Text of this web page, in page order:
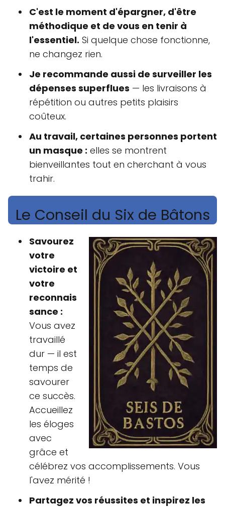
C'est le moment d'épargner, d'être
méthodique et de vous en tenir à
l'essentiel. Si quelque chose fonctionne,
ne changez rien.
Je recommande aussi de surveiller les
dépenses superflues — les livraisons à
répétition ou autres petits plaisirs
coûteux.
Au travail, certaines personnes portent
un masque : elles se montrent
bienveillantes tout en cherchant à vous
trahir.
Le Conseil du Six de Bâtons
Savourez
votre
victoire et
votre
reconnais
sance :
Vous avez
travaillé
dur — il est
temps de
savourer
ce succès.
Accueillez
les éloges
avec
grâce et
célébrez vos accomplissements. Vous
l'avez mérité !
Partagez vos réussites et inspirez les